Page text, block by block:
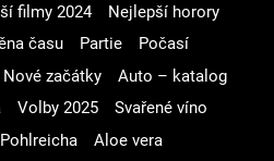
filmy 2024
Nejlepší horory
času Partie
Počasí
Nové začátky
Auto – katalog
Volby 2025
Svařené víno
Aloe vera